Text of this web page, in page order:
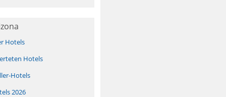
Hotels
Hotels
Hotels
2026